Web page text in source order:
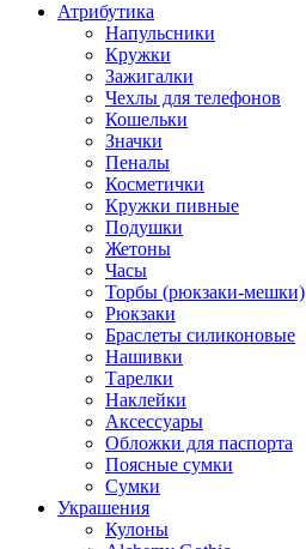
Атрибутика
Напульсники
Кружки
Зажигалки
Чехлы для телефонов
Кошельки
Значки
Пеналы
Косметички
Кружки пивные
Подушки
Жетоны
Часы
Торбы (рюкзаки-мешки)
Рюкзаки
Браслеты силиконовые
Нашивки
Тарелки
Наклейки
Аксессуары
Обложки для паспорта
Поясные сумки
Сумки
Украшения
Кулоны